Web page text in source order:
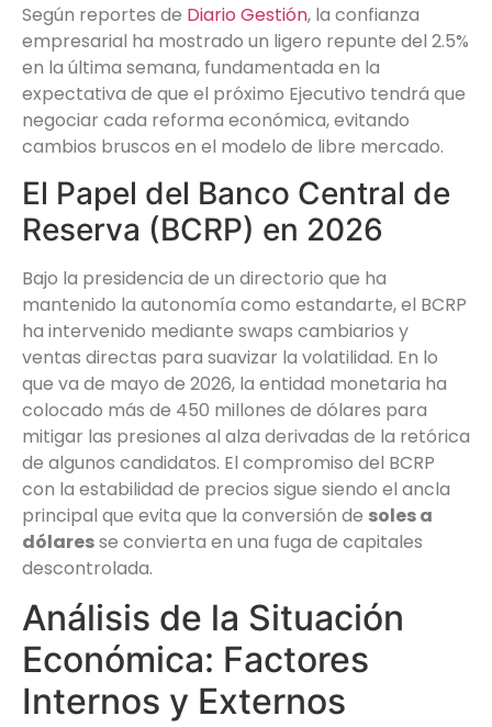
Según reportes de Diario Gestión, la confianza
empresarial ha mostrado un ligero repunte del 2.5%
en la última semana, fundamentada en la
expectativa de que el próximo Ejecutivo tendrá que
negociar cada reforma económica, evitando
cambios bruscos en el modelo de libre mercado.
El Papel del Banco Central de
Reserva (BCRP) en 2026
Bajo la presidencia de un directorio que ha
mantenido la autonomía como estandarte, el BCRP
ha intervenido mediante swaps cambiarios y
ventas directas para suavizar la volatilidad. En lo
que va de mayo de 2026, la entidad monetaria ha
colocado más de 450 millones de dólares para
mitigar las presiones al alza derivadas de la retórica
de algunos candidatos. El compromiso del BCRP
con la estabilidad de precios sigue siendo el ancla
principal que evita que la conversión de soles a
dólaresse convierta en una fuga de capitales
descontrolada.
Análisis de la Situación
Económica: Factores
Internos y Externos